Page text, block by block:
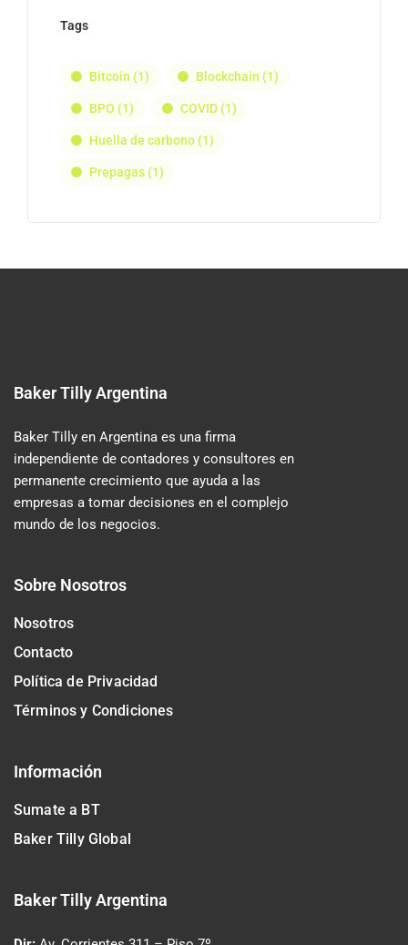
Tags
Bitcoin (1) Blockchain (1)
BPO (1) COVID (1)
Huella de carbono (1)
Prepagas (1)
Baker Tilly Argentina
Baker Tilly en Argentina es una firma
independiente de contadores y consultores en
permanente crecimiento que ayuda a las
empresas a tomar decisiones en el complejo
mundo de los negocios.
Sobre Nosotros
Nosotros
Contacto
Política de Privacidad
Términos y Condiciones
Información
Sumate a BT
Baker Tilly Global
Baker Tilly Argentina